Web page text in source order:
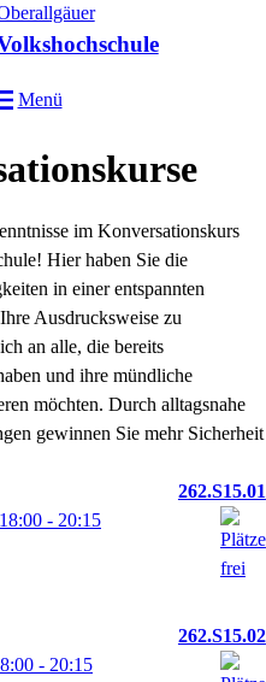
Menü
im Konversationskurs
Hier haben Sie die
in einer entspannten
Ausdrucksweise zu
an alle, die bereits
und ihre mündliche
möchten. Durch alltagsnahe
gewinnen Sie mehr Sicherheit
262.S15.01
18:00 - 20:15
262.S15.02
- 20:15